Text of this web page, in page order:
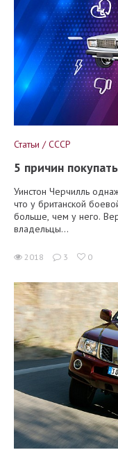
Статьи / СССР
5 причин
Уинстон Черчилль
что у британской
больше, чем у него.
владельцы...
2018 3 0